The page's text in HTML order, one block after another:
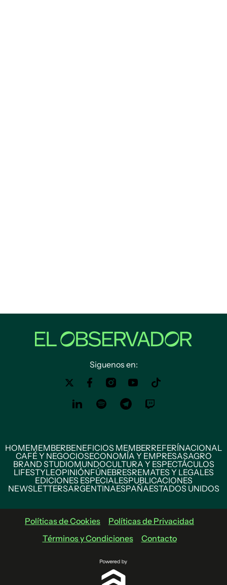
Siguenos en:
HOMEMEMBERBENEFICIOS MEMBERREFERÍNACIONAL
CAFÉ Y NEGOCIOSECONOMÍA Y EMPRESASAGRO
BRAND STUDIOMUNDOCULTURA Y ESPECTÁCULOS
LIFESTYLEOPINIÓNFÚNEBRESREMATES Y LEGALES
EDICIONES ESPECIALESPUBLICACIONES
NEWSLETTERSARGENTINAESPAÑAESTADOS UNIDOS
Políticas de Cookies
Políticas de Privacidad
Términos y Condiciones
Contacto